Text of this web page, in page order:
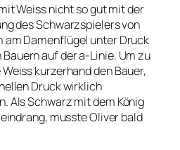
Weiss nicht so gut mit der
des Schwarzspielers von
am Damenflügel unter Druck
auf der a-Linie. Um zu
kurzerhand den Bauer,
Druck wirklich
Als Schwarz mit dem König
musste Oliver bald